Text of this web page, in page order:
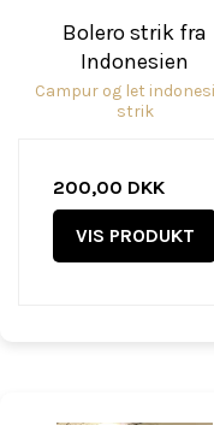
Bolero strik fra
Indonesien
Campur og let
strik
200,00 DKK
VIS PRODUKT